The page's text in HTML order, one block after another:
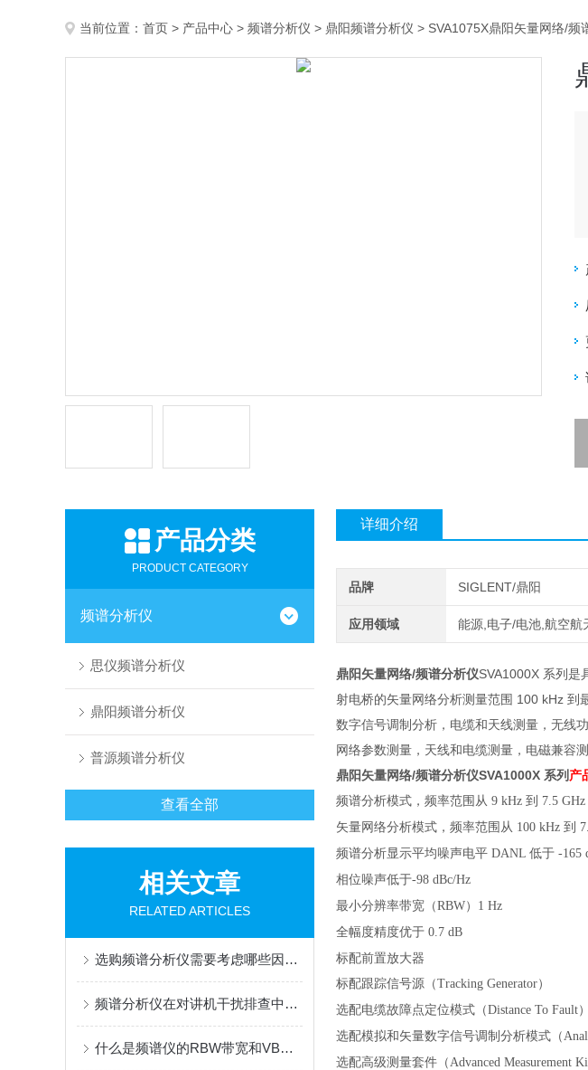
当前位置： 首页 > 产品中心 > 频谱分析仪 > 鼎阳频谱分析仪 > SVA1075X鼎阳矢量网络/频
产品分类
PRODUCT CATEGORY
频谱分析仪
思仪频谱分析仪
鼎阳频谱分析仪
普源频谱分析仪
查看全部
相关文章
RELATED ARTICLES
选购频谱分析仪需要考虑哪些因素？
频谱分析仪在对讲机干扰排查中的应用指南
什么是频谱仪的RBW带宽和VBW带宽?有什么区别？
详细介绍
品牌 SIGLENT/鼎阳
应用领域 能源,电子/电池,航空航
鼎阳矢量网络/频谱分析仪SVA1000X 系列是
射电桥的矢量网络分析测量范围 100 kHz 到
数字信号调制分析，电缆和天线测量，无线
网络参数测量，天线和电缆测量，电磁兼容
鼎阳矢量网络/频谱分析仪SVA1000X 系列 产
频谱分析模式，频率范围从 9 kHz 到 7.5 GHz
矢量网络分析模式，频率范围从 100 kHz 到
频谱分析显示平均噪声电平 DANL 低于 -165
相位噪声低于-98 dBc/Hz
最小分辨率带宽（RBW） 1 Hz
全幅度精度优于 0.7 dB
标配前置放大器
标配跟踪信号源（Tracking Generator）
选配电缆故障点定位模式（Distance To Fault）
选配模拟和矢量数字信号调制分析模式（
选配高级测量套件（Advanced Measurement